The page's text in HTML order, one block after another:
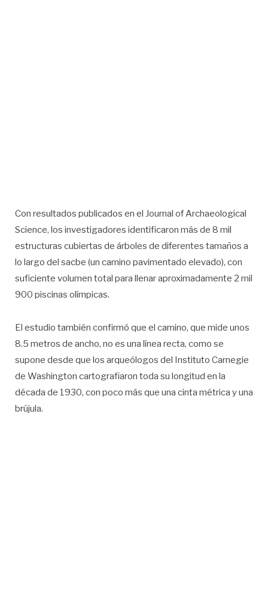
Con resultados publicados en el Journal of Archaeological
Science, los investigadores identificaron más de 8 mil
estructuras cubiertas de árboles de diferentes tamaños a
lo largo del sacbe (un camino pavimentado elevado), con
suficiente volumen total para llenar aproximadamente 2 mil
900 piscinas olímpicas.
El estudio también confirmó que el camino, que mide unos
8.5 metros de ancho, no es una línea recta, como se
supone desde que los arqueólogos del Instituto Carnegie
de Washington cartografiaron toda su longitud en la
década de 1930, con poco más que una cinta métrica y una
brújula.